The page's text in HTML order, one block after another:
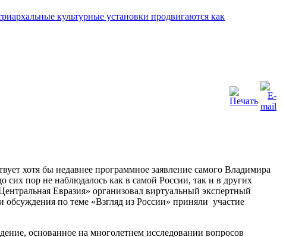
культурные установки продвигаются как
хотя бы недавнее программное заявление самого Владимира
пор не наблюдалось как в самой России, так и в других
Евразия» организовал виртуальный экспертный
обсуждения по теме «Взгляд из России» приняли участие
основанное на многолетнем исследовании вопросов